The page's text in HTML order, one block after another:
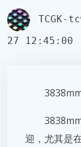
TCGK-
27 12:45:00
迎，尤其是